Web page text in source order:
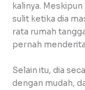
kalinya.
sulit ketika dia
rata rumah
pernah
Selain itu, dia
dengan mudah,